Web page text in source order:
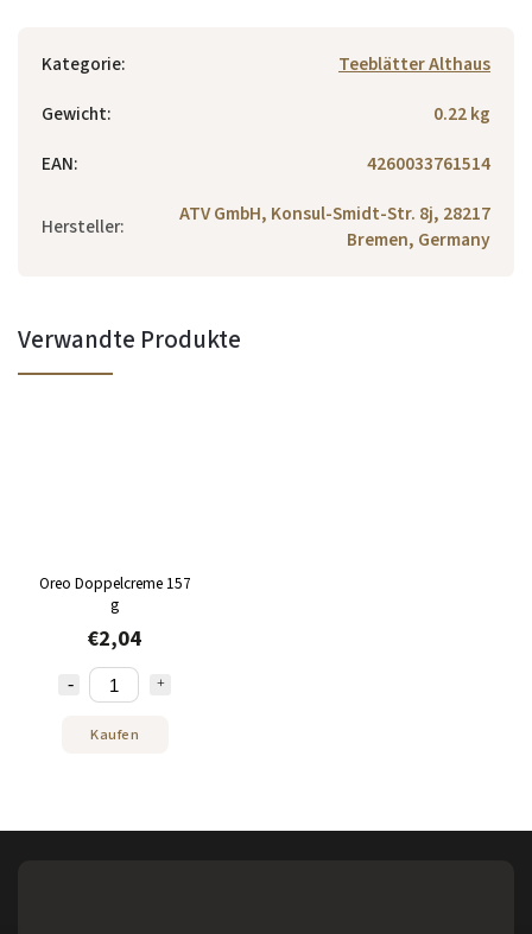
Kategorie:
Teeblätter Althaus
Gewicht:
0.22 kg
EAN: 4260033761514
Hersteller:
ATV GmbH, Konsul-Smidt-Str. 8j, 28217
Bremen, Germany
Verwandte Produkte
Oreo Doppelcreme 157
g
€2,04
Kaufen